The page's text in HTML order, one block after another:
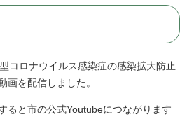
ロナウイルス感染症の感染拡大防止
画を配信しました。
と市の公式Youtubeにつながります